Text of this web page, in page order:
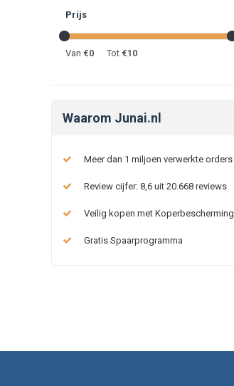
Prijs
Van €0 Tot €10
Waarom Junai.nl
Meer dan 1 miljoen verwerkte orders
Review cijfer: 8,6 uit 20.668 reviews
Veilig kopen met Koperbescherming
Gratis Spaarprogramma